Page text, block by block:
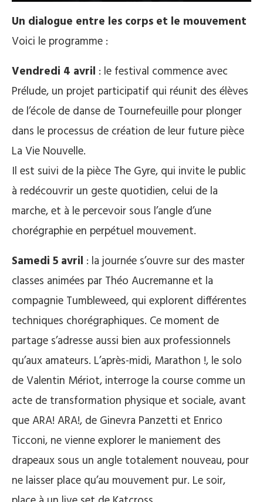
Un dialogue entre les corps et le mouvement
Voici le programme :
Vendredi 4 avril : le festival commence avec
Prélude, un projet participatif qui réunit des élèves
de l’école de danse de Tournefeuille pour plonger
dans le processus de création de leur future pièce
La Vie Nouvelle.
Il est suivi de la pièce The Gyre, qui invite le public
à redécouvrir un geste quotidien, celui de la
marche, et à le percevoir sous l’angle d’une
chorégraphie en perpétuel mouvement.
Samedi 5 avril : la journée s’ouvre sur des master
classes animées par Théo Aucremanne et la
compagnie Tumbleweed, qui explorent différentes
techniques chorégraphiques. Ce moment de
partage s’adresse aussi bien aux professionnels
qu’aux amateurs. L’après-midi, Marathon !, le solo
de Valentin Mériot, interroge la course comme un
acte de transformation physique et sociale, avant
que ARA! ARA!, de Ginevra Panzetti et Enrico
Ticconi, ne vienne explorer le maniement des
drapeaux sous un angle totalement nouveau, pour
ne laisser place qu’au mouvement pur. Le soir,